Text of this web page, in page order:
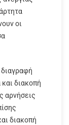
οι
διακοπή
αρνήσεις
διακοπή